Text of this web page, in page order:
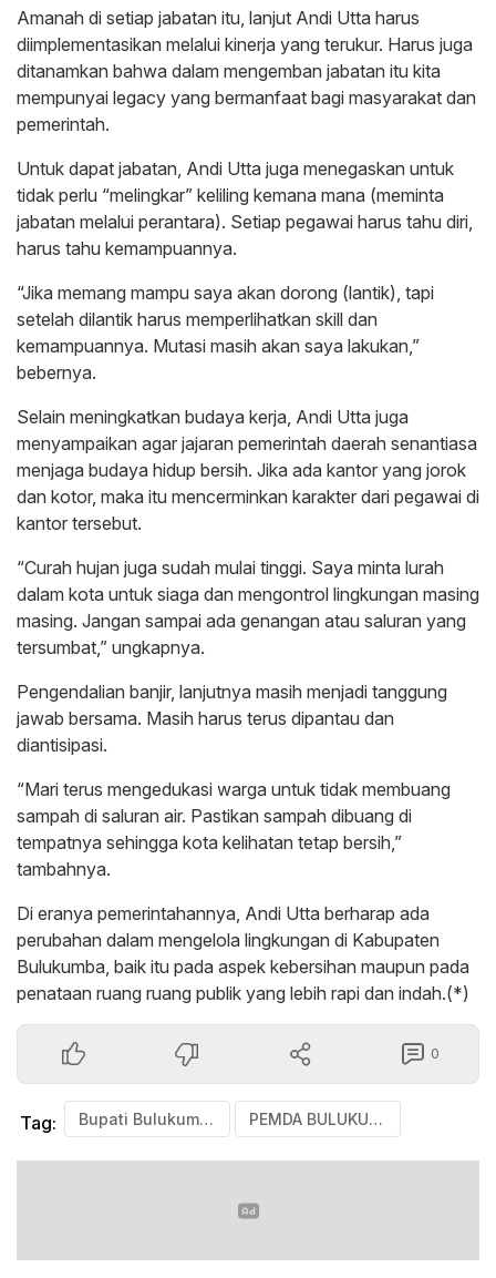
Amanah di setiap jabatan itu, lanjut Andi Utta harus
diimplementasikan melalui kinerja yang terukur. Harus juga
ditanamkan bahwa dalam mengemban jabatan itu kita
mempunyai legacy yang bermanfaat bagi masyarakat dan
pemerintah.
Untuk dapat jabatan, Andi Utta juga menegaskan untuk
tidak perlu “melingkar” keliling kemana mana (meminta
jabatan melalui perantara). Setiap pegawai harus tahu diri,
harus tahu kemampuannya.
“Jika memang mampu saya akan dorong (lantik), tapi
setelah dilantik harus memperlihatkan skill dan
kemampuannya. Mutasi masih akan saya lakukan,”
bebernya.
Selain meningkatkan budaya kerja, Andi Utta juga
menyampaikan agar jajaran pemerintah daerah senantiasa
menjaga budaya hidup bersih. Jika ada kantor yang jorok
dan kotor, maka itu mencerminkan karakter dari pegawai di
kantor tersebut.
“Curah hujan juga sudah mulai tinggi. Saya minta lurah
dalam kota untuk siaga dan mengontrol lingkungan masing
masing. Jangan sampai ada genangan atau saluran yang
tersumbat,” ungkapnya.
Pengendalian banjir, lanjutnya masih menjadi tanggung
jawab bersama. Masih harus terus dipantau dan
diantisipasi.
“Mari terus mengedukasi warga untuk tidak membuang
sampah di saluran air. Pastikan sampah dibuang di
tempatnya sehingga kota kelihatan tetap bersih,”
tambahnya.
Di eranya pemerintahannya, Andi Utta berharap ada
perubahan dalam mengelola lingkungan di Kabupaten
Bulukumba, baik itu pada aspek kebersihan maupun pada
penataan ruang ruang publik yang lebih rapi dan indah.(*)
0
Tag: Bupati Bulukumba PEMDA BULUKUMBA